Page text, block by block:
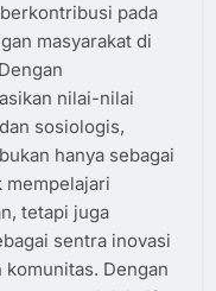
pada
masyarakat di
nilai-nilai
sosiologis,
hanya sebagai
mempelajari
tetapi juga
sentra inovasi
komunitas. Dengan